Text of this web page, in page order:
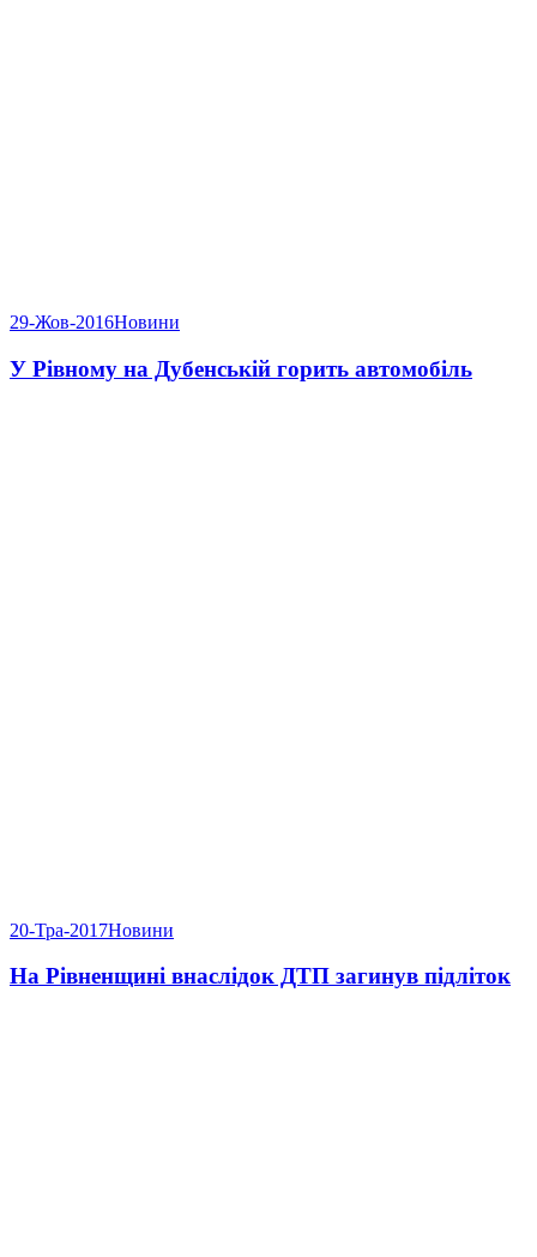
29-Жов-2016Новини
У Рівному на Дубенській горить автомобіль
20-Тра-2017Новини
На Рівненщині внаслідок ДТП загинув підліток